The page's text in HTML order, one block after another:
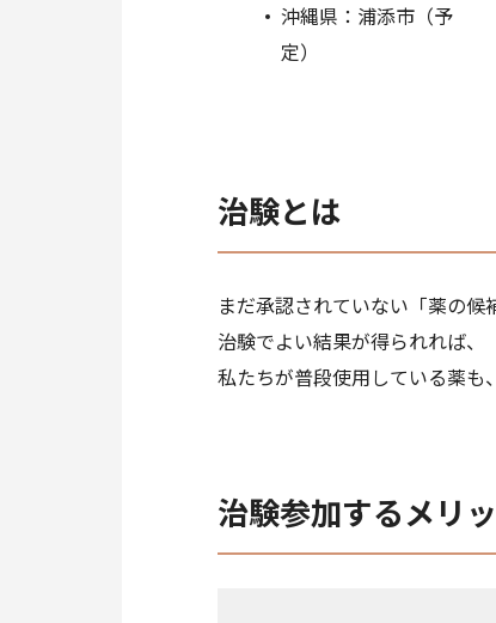
沖縄県：浦添市（予
定）
治験とは
まだ承認されていない「薬の候
治験でよい結果が得られれば、
私たちが普段使用している薬も
治験参加するメリ